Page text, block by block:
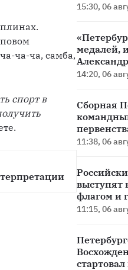
ча-ча, самба,
спорт в
15:30, 06
медалей,
старт
14:20, 06
Сборная
11:38, 06
выступят
флагом и
11:15, 06